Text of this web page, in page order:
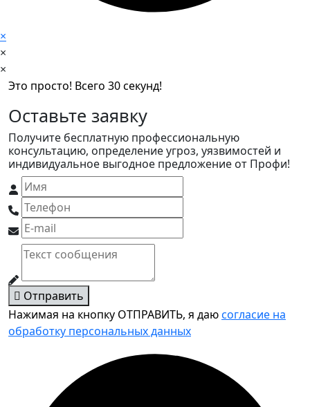
×
×
×
Это просто! Всего 30 секунд!
Оставьте заявку
Получите бесплатную профессиональную
консультацию, определение угроз, уязвимостей и
индивидуальное выгодное предложение от Профи!
Отправить
Нажимая на кнопку ОТПРАВИТЬ, я даюсогласие на
обработку персональных данных